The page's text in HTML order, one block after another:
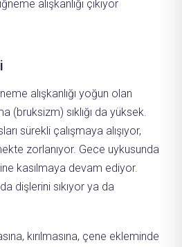
alışkanlığı çıkıyor
alışkanlığı yoğun olan
(bruksizm) sıklığı da yüksek.
sürekli çalışmaya alışıyor,
zorlanıyor. Gece uykusunda
kasılmaya devam ediyor.
dişlerini sıkıyor ya da
kırılmasına, çene ekleminde